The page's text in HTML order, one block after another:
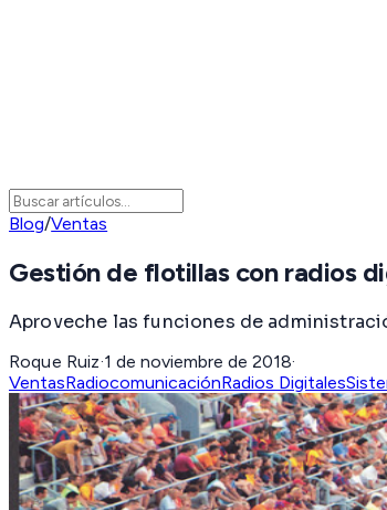
Blog/Ventas
Gestión de flotillas con radios
Aproveche las funciones de
Roque Ruiz·1 de noviembre de 2018·
VentasRadiocomunicaciónRadios Digitales